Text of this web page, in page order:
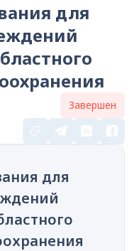
для
Завершен
для